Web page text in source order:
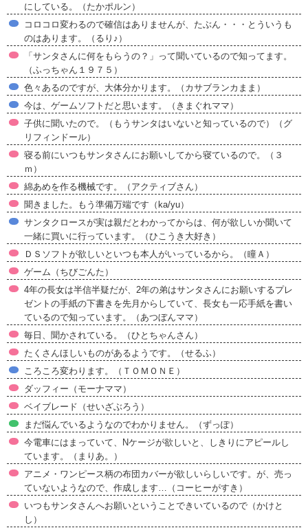
にしている。（たかポルン）
コロコロ変わるので確信はありませんが、たぶん・・・とういうも
のはあります。（るり♪）
「サンタさんに何をもらうの？」って聞いているので知ってます。
（ふっちゃん１９７５）
色々あるのですが、大体分かります。（カサブランカまま）
今は、ゲームソフトだと思います。（きまぐれママ）
子供に聞いたので。（もうサンタはいないと知っているので）（グ
リフィンドール）
寝る前にいつもサンタさんにお願いしてから寝ているので。（３
ｍ）
綿あめを作る機械です。（アクティブさん）
聞きました。もう準備万端です（ka/yu）
サンタクロースが実は親だとわかってからは、何が欲しいか聞いて
一緒に買いに行っています。（ひこうき大好き）
ＤＳソフトが欲しいといつも本人がいっているから。（瞳Ａ）
ゲーム（ちびごんた）
4年の長女は半信半疑だが、2年の弟はサンタさんにお願いするプレ
ゼントの手紙の下書きを先月からしていて、長女も一応手紙を書い
ているので知っています。（あつぼんママ）
毎日、聞かされている。（ひとちゃんさん）
たくさんほしいものがあるようです。（せるふ）
ころころ変わります。（ＴＯＭＯＮＥ）
ダッフィー（モーナママ）
ベイブレード（せいざぶろう）
まだ悩んでいるようなのでわかりません。（ずっぽ）
今電車にはまっていて、Nケージが欲しいと、しきりにアピールし
ています。（まりあ。）
アニメ・ワンピース柄の布団カバーが欲しいらしいです。が、売っ
ていないようなので、作成します…（コーヒーがすき）
いつもサンタさんへお願いということできいているので（かけと
し）